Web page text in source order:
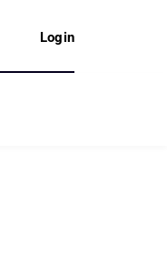
Login